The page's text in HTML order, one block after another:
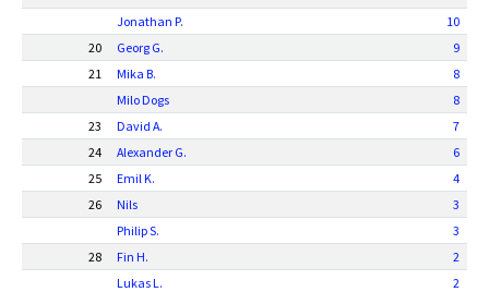
Jonathan P.
10
20
Georg G.
9
21
Mika B.
8
Milo Dogs
8
23
David A.
7
24
Alexander G.
6
25
Emil K.
4
26
Nils
3
Philip S.
3
28
Fin H.
2
Lukas L.
2